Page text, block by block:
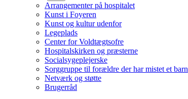
Arrangementer på hospitalet
Kunst i Foyeren
Kunst og kultur udenfor
Legeplads
Center for Voldtægtsofre
Hospitalskirken og præsterne
Socialsygeplejerske
Sorggruppe til forældre der har mistet et barn
Netværk og støtte
Brugerråd